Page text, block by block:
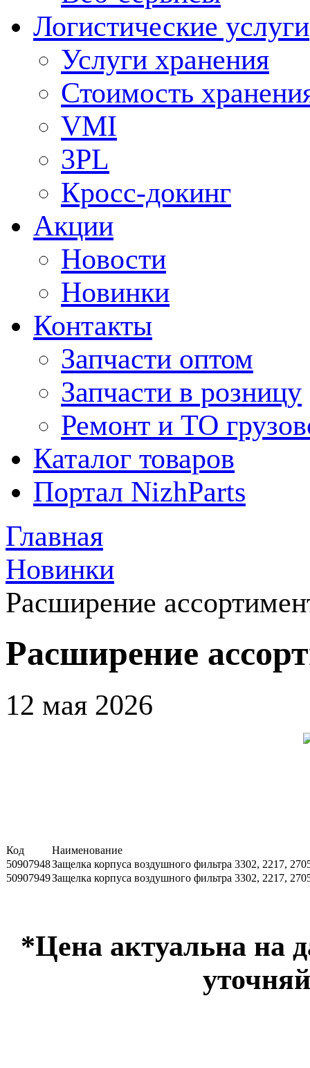
Логистические услуги
Услуги хранения
Стоимость
VMI
3PL
Кросс-докинг
Акции
Новости
Новинки
Контакты
Запчасти оптом
Запчасти в розницу
Ремонт и ТО
Каталог товаров
Портал NizhParts
Главная
Новинки
Расширение
Расширение
12 мая 2026
Код
Наименование
50907948Защелка корпуса воздушного фильтра 3302, 2217,
50907949Защелка корпуса воздушного фильтра 3302, 2217,
*Цена актуальна на